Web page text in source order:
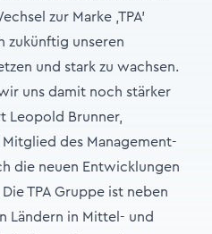
zur Marke ‚TPA’
zukünftig unseren
und stark zu wachsen.
uns damit noch stärker
Leopold Brunner,
des Management-
die neuen Entwicklungen
TPA Gruppe ist neben
Ländern in Mittel- und